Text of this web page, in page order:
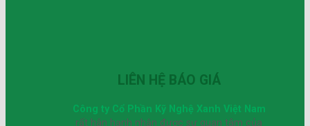
LIÊN HỆ BÁO GIÁ
Công ty Cổ Phần Kỹ Nghệ Xanh Việt Nam
rất hân hạnh nhận được sự quan tâm của